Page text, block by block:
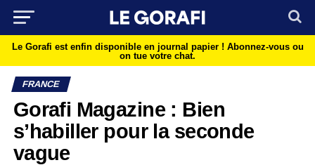
Le Gorafi est enfin disponible en journal papier ! Abonnez-vous ou
on tue votre chat.
FRANCE
Gorafi Magazine : Bien
s’habiller pour la seconde
vague